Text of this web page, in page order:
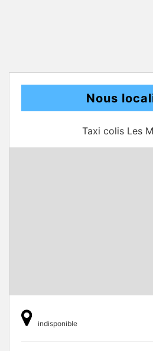
Nous
Taxi colis Les
indisponible